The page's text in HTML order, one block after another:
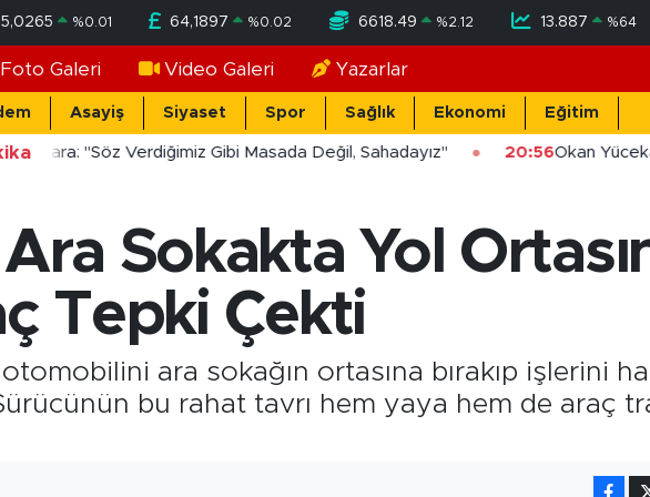
%0.01 64,1897 %0.02 6618.49 %2.12 13.887 %64
Foto Galeri Video Galeri Yazarlar
Asayiş Siyaset Spor Sağlık Ekonomi Eğitim
"Söz Verdiğimiz Gibi Masada Değil, Sahadayız" 20:56Okan
Sokakta Yol
Tepki Çekti
ara sokağın ortasına bırakıp işlerini
bu rahat tavrı hem yaya hem de araç